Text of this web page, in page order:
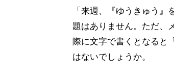
「来週、『ゆうきゅう
題はありません。ただ、
際に文字で書くとなると
はないでしょうか。